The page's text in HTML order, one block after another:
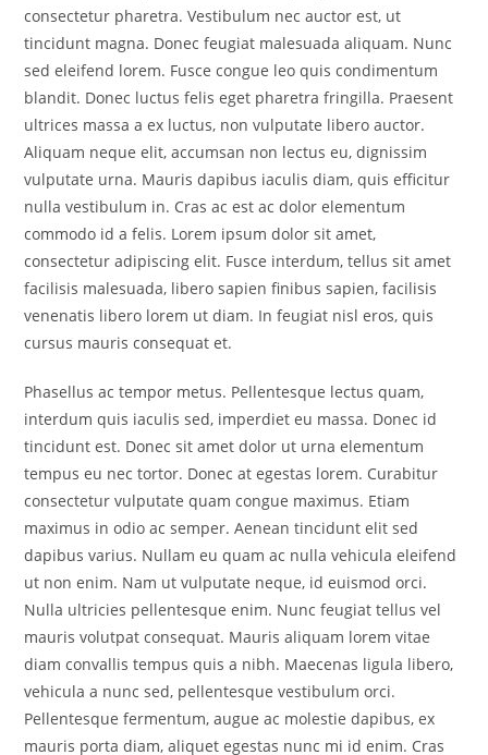
consectetur pharetra. Vestibulum nec auctor est, ut
tincidunt magna. Donec feugiat malesuada aliquam. Nunc
sed eleifend lorem. Fusce congue leo quis condimentum
blandit. Donec luctus felis eget pharetra fringilla. Praesent
ultrices massa a ex luctus, non vulputate libero auctor.
Aliquam neque elit, accumsan non lectus eu, dignissim
vulputate urna. Mauris dapibus iaculis diam, quis efficitur
nulla vestibulum in. Cras ac est ac dolor elementum
commodo id a felis. Lorem ipsum dolor sit amet,
consectetur adipiscing elit. Fusce interdum, tellus sit amet
facilisis malesuada, libero sapien finibus sapien, facilisis
venenatis libero lorem ut diam. In feugiat nisl eros, quis
cursus mauris consequat et.
Phasellus ac tempor metus. Pellentesque lectus quam,
interdum quis iaculis sed, imperdiet eu massa. Donec id
tincidunt est. Donec sit amet dolor ut urna elementum
tempus eu nec tortor. Donec at egestas lorem. Curabitur
consectetur vulputate quam congue maximus. Etiam
maximus in odio ac semper. Aenean tincidunt elit sed
dapibus varius. Nullam eu quam ac nulla vehicula eleifend
ut non enim. Nam ut vulputate neque, id euismod orci.
Nulla ultricies pellentesque enim. Nunc feugiat tellus vel
mauris volutpat consequat. Mauris aliquam lorem vitae
diam convallis tempus quis a nibh. Maecenas ligula libero,
vehicula a nunc sed, pellentesque vestibulum orci.
Pellentesque fermentum, augue ac molestie dapibus, ex
mauris porta diam, aliquet egestas nunc mi id enim. Cras